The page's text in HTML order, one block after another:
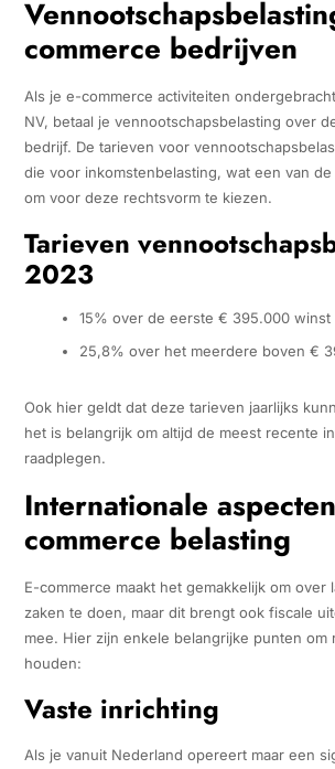
commerce bedrijven
Als je e-commerce activiteiten
NV, betaal je vennootschapsbelasting over
bedrijf. De tarieven voor
die voor inkomstenbelasting, wat een van
om voor deze rechtsvorm te kiezen.
Tarieven
2023
15% over de eerste € 395.000 winst
25,8% over het meerdere boven €
Ook hier geldt dat deze tarieven jaarlijks
het is belangrijk om altijd de meest recente
raadplegen.
Internationale
commerce belasting
E-commerce maakt het gemakkelijk om over
zaken te doen, maar dit brengt ook fiscale
mee. Hier zijn enkele belangrijke punten om
houden:
Vaste inrichting
Als je vanuit Nederland opereert maar een